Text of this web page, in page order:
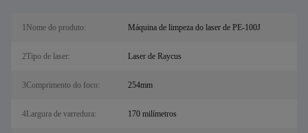
1Nome do produto: Máquina de limpeza do laser de PE-100J
2Tipo de laser: Laser de Raycus
3Comprimento do foco: 254mm
4Largura de varredura: 170 milímetros